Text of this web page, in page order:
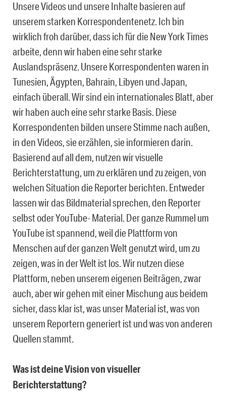
Unsere Videos und unsere Inhalte basieren auf
unserem starken Korrespondentenetz. Ich bin
wirklich froh darüber, dass ich für die New York Times
arbeite, denn wir haben eine sehr starke
Auslandspräsenz. Unsere Korrespondenten waren in
Tunesien, Ägypten, Bahrain, Libyen und Japan,
einfach überall. Wir sind ein internationales Blatt, aber
wir haben auch eine sehr starke Basis. Diese
Korrespondenten bilden unsere Stimme nach außen,
in den Videos, sie erzählen, sie informieren darin.
Basierend auf all dem, nutzen wir visuelle
Berichterstattung, um zu erklären und zu zeigen, von
welchen Situation die Reporter berichten. Entweder
lassen wir das Bildmaterial sprechen, den Reporter
selbst oder YouTube- Material. Der ganze Rummel um
YouTube ist spannend, weil die Plattform von
Menschen auf der ganzen Welt genutzt wird, um zu
zeigen, was in der Welt ist los. Wir nutzen diese
Plattform, neben unserem eigenen Beiträgen, zwar
auch, aber wir gehen mit einer Mischung aus beidem
sicher, dass klar ist, was unser Material ist, was von
unserem Reportern generiert ist und was von anderen
Quellen stammt.
Was ist deine Vision von visueller
Berichterstattung?